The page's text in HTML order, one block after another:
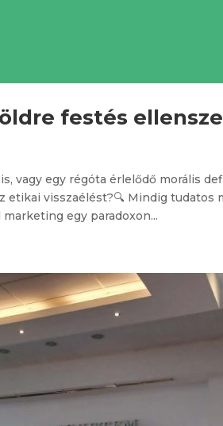
festés
vagy egy régóta érlelődő morális
etikai visszaélést?🔍 Mindig tudatos
egy paradoxon...